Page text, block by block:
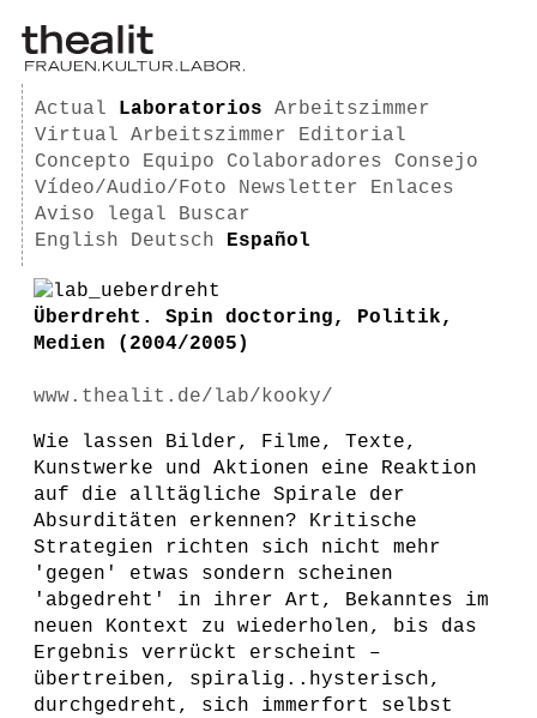
Actual Laboratorios
Arbeitszimmer
Virtual Arbeitszimmer
Editorial
Concepto
Equipo Colaboradores
Consejo
Vídeo/Audio/Foto
Newsletter
Enlaces
Aviso legal
Buscar
English
Deutsch Español
Überdreht. Spin doctoring, Politik,
Medien (2004/2005)
www.thealit.de/lab/kooky/
Wie lassen Bilder, Filme, Texte,
Kunstwerke und Aktionen eine Reaktion
auf die alltägliche Spirale der
Absurditäten erkennen? Kritische
Strategien richten sich nicht mehr
'gegen' etwas sondern scheinen
'abgedreht' in ihrer Art, Bekanntes im
neuen Kontext zu wiederholen, bis das
Ergebnis verrückt erscheint –
übertreiben, spiralig..hysterisch,
durchgedreht, sich immerfort selbst